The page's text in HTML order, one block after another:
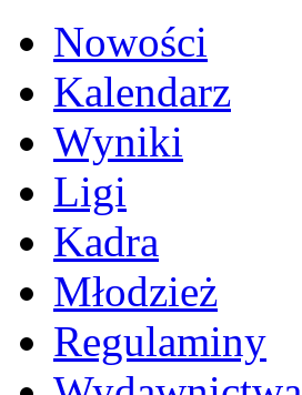
Nowości
Kalendarz
Wyniki
Ligi
Kadra
Młodzież
Regulaminy